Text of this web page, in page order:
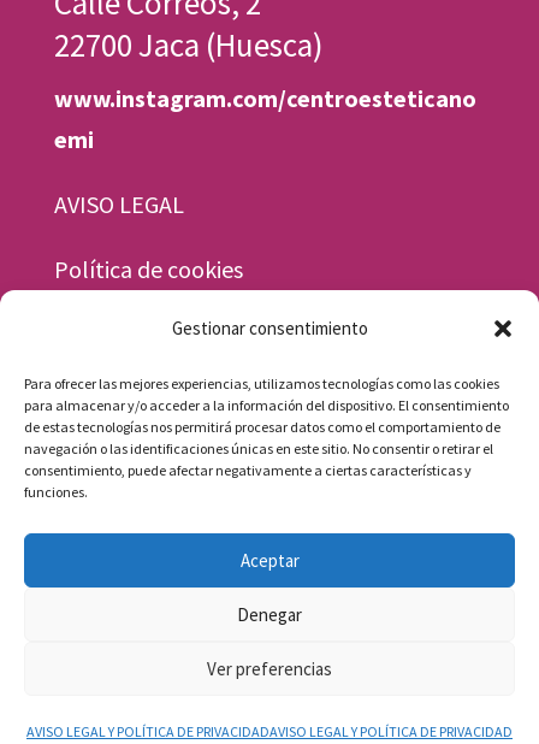
Gestionar consentimiento
Para ofrecer las mejores experiencias, utilizamos tecnologías como las cookies
para almacenar y/o acceder a la información del dispositivo. El consentimiento
de estas tecnologías nos permitirá procesar datos como el comportamiento de
navegación o las identificaciones únicas en este sitio. No consentir o retirar el
consentimiento, puede afectar negativamente a ciertas características y
funciones.
Aceptar
Denegar
Ver preferencias
AVISO LEGAL Y POLÍTICA DE PRIVACIDADAVISO LEGAL Y POLÍTICA DE PRIVACIDAD
22700 Jaca (Huesca)
www.instagram.com/centroesteticano
emi
AVISO LEGAL
Política de cookies
Lunes a viernes, de 9.30 a 13.30 y de 15.30 a
19.30 h.
Sábados, de 9.30 a 13.30 h.
Estética Noemí